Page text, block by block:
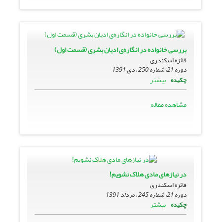
بررسی خانواده در انگاره‌ی ادیان بشری (قسمت اول)
فائزه اسکندری
دوره 21، شماره 250 ، دی 1391
چکیده بیشتر
مشاهده مقاله
در نیازهای مادی هلاک نشویم!
فائزه اسکندری
دوره 21، شماره 245 ، مرداد 1391
چکیده بیشتر